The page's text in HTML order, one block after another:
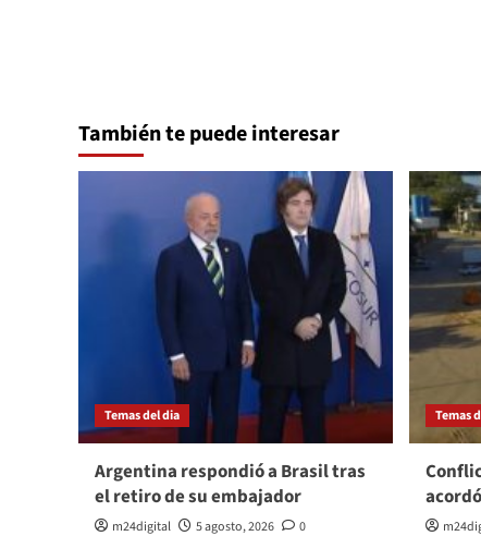
También te puede interesar
Temas del dia
Argentina respondió a Brasil tras
el retiro de su embajador
m24digital 5 agosto, 2026 0
Temas